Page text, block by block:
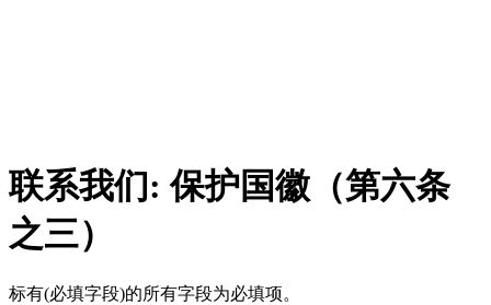
联系我们: 保护国徽（第六条
之三）
标有(必填字段)的所有字段为必填项。